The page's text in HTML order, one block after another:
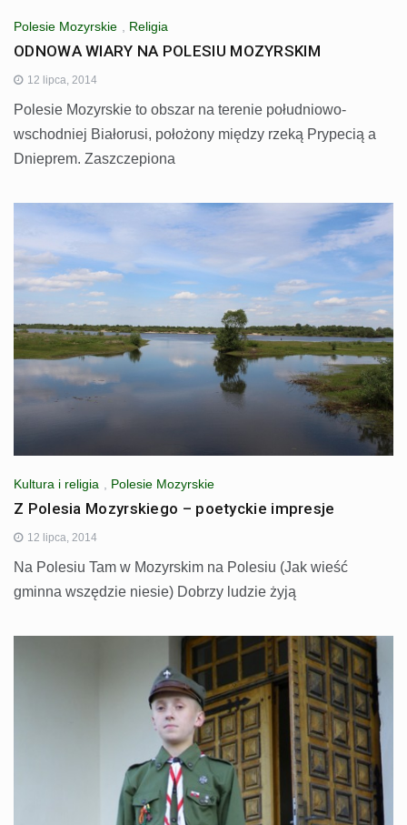
Polesie Mozyrskie Religia
ODNOWA WIARY NA POLESIU MOZYRSKIM
12 lipca, 2014
Polesie Mozyrskie to obszar na terenie południowo-
wschodniej Białorusi, położony między rzeką Prypecią a
Dnieprem. Zaszczepiona
Kultura i religia Polesie Mozyrskie
Z Polesia Mozyrskiego – poetyckie impresje
12 lipca, 2014
Na Polesiu Tam w Mozyrskim na Polesiu (Jak wieść
gminna wszędzie niesie) Dobrzy ludzie żyją